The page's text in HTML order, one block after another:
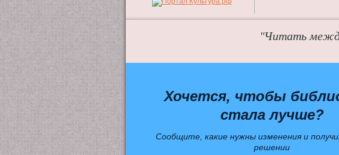
"Читать
Хочется, чтобы
стала лучше?
Сообщите, какие нужны изменения и
решении